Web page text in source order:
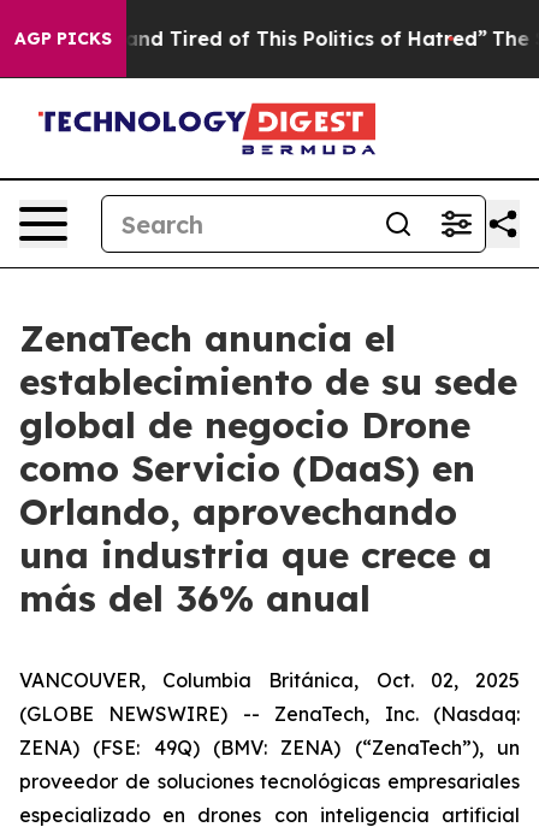
AGP PICKS
Sick and Tired of This Politics of Hatred” The Story
ZenaTech anuncia el
establecimiento de su sede
global de negocio Drone
como Servicio (DaaS) en
Orlando, aprovechando
una industria que crece a
más del 36% anual
VANCOUVER, Columbia Británica, Oct. 02, 2025
(GLOBE NEWSWIRE) -- ZenaTech, Inc. (Nasdaq:
ZENA) (FSE: 49Q) (BMV: ZENA) (“ZenaTech”), un
proveedor de soluciones tecnológicas empresariales
especializado en drones con inteligencia artificial